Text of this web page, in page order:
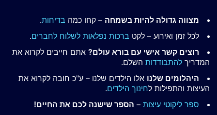
מצווה גדולה להיות בשמחה – קחו כמה בדיחות.
לכל זמן ואירוע – לקט ברכות נפלאות לשלוח לחברים.
רוצים קשר אישי עם בורא עולם? אתם חייבים לקרוא את
המדריך להתבודדות השלם.
היהלומים שלנו אלו הילדים שלנו – ע"כ חובה לקרוא את
העיצות והתפילות לחינוך הילדים.
ספר ליקוטי עיצות – הספר שישנה לכם את החיים!